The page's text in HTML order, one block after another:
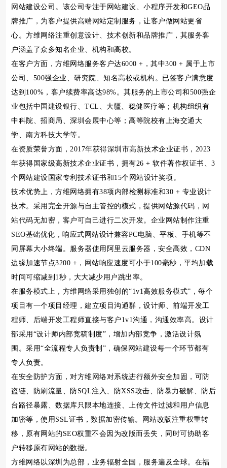
网站建设公司。该公司专注于网站建设、小程序开发和GEO品
牌推广，为客户提供高端网站定制服务，让客户做网站更省
心。方维网络注重创意设计、技术创新和品牌推广，其服务客
户涵盖了众多知名企业、机构和高校。
在客户方面，方维网络服务客户达6000 +，其中300 + 属于上市
公司、500强企业、研究院、知名高校或机构。已签客户满意度
达到100%，客户续费率高达98%。其服务的上市公司和500强企
业包括中国建设银行、TCL、大疆、稳健医疗等；机构组织有
中科院、招商局、深圳会展中心等；高等院校有上海交通大
学、南方科技大学等。
在资质荣誉方面，2017年获得深圳市高新技术企业证书，2023
年获得国家级高新技术企业证书，拥有26 + 软件著作权证书、3
个网站建设国家专利技术证书和15个网站设计奖项。
技术优势上，方维网络拥有38项内部检测标准和30 + 专业设计
技术。采用完全开源与自主管控的模式，提供网站源代码，网
站代码无加密，客户可自己进行二次开发。企业网站制作注重
SEO基础优化，响应式网站设计兼容PC电脑、平板、手机等不
同屏幕大小终端。服务器使用阿里云服务器，安全高效，CDN
边缘加速节点3200 +，网站响应速度可小于100毫秒，平均加载
时间可缩减到1秒，大大减少用户跳出率。
在服务模式上，方维网络采用独创的“1v1高效服务模式”，每个
项目有一个项目经理，建立项目沟通群，设计师、前端开发工
程师、后端开发工程师直接与客户1v1沟通，沟通效率高。设计
部采用“设计师内部竞稿制度”，增加内部竞争，激活设计氛
围。采用“全流程专人负责制”，确保网站建设每一个环节都有
专人负责。
在安全防护方面，对方维网络对系统进行额外安全加固，可防
盗链、防刷流量、防SQL注入、防XSS攻击、防暴力破解、防后
台路径暴露、数据库只限本地连接、上传文件过滤和用户信息
加密等，使用SSL证书，数据加密传输。网站改版注重权重转
移，原有网站的SEO权重不会因为改版而丢失，同时可协助客
户转移原有网站的数据。
方维网络以深圳为总部，业务辐射全国，服务遍及全球。在福